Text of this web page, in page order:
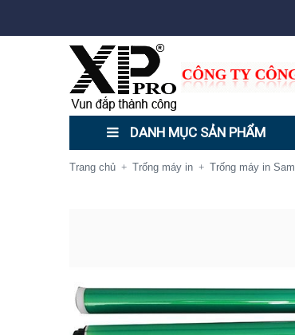
DANH MỤC SẢN PHẨM
Trang chủ + Trống máy in + Trống máy in